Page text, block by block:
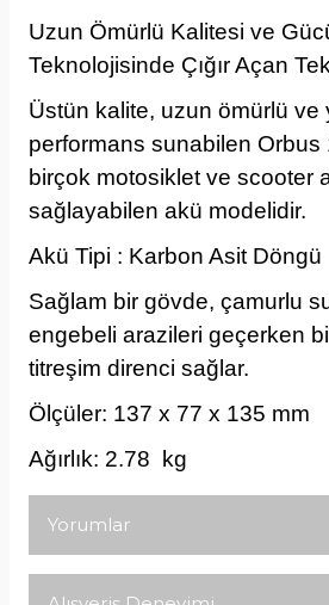
Uzun Ömürlü Kalitesi ve
Teknolojisinde Çığır Açan
Üstün kalite, uzun ömürlü ve
performans sunabilen Orbus
birçok motosiklet ve scooter
sağlayabilen akü modelidir.
Akü Tipi : Karbon Asit Döngü
Sağlam bir gövde, çamurlu
engebeli arazileri geçerken
titreşim direnci sağlar.
Ölçüler: 137 x 77 x 135 mm
Ağırlık: 2.78 kg
Yorumlar